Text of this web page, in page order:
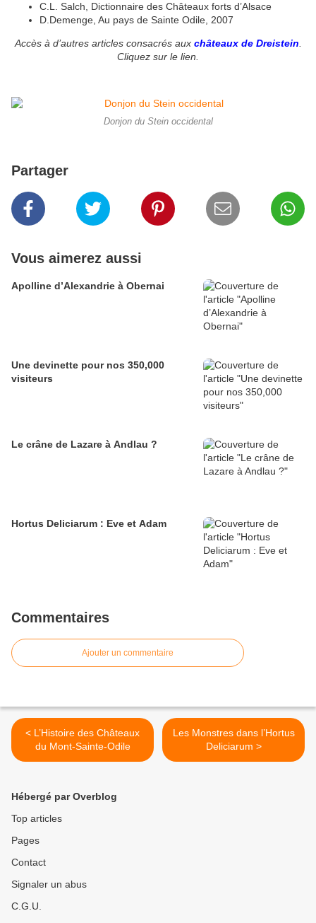
C.L. Salch, Dictionnaire des Châteaux forts d’Alsace
D.Demenge, Au pays de Sainte Odile, 2007
Accès à d’autres articles consacrés aux châteaux de Dreistein.
Cliquez sur le lien.
Donjon du Stein occidental
Partager
Vous aimerez aussi
Apolline d’Alexandrie à Obernai
Une devinette pour nos 350,000
visiteurs
Le crâne de Lazare à Andlau ?
Hortus Deliciarum : Eve et Adam
Commentaires
Ajouter un commentaire
< L’Histoire des Châteaux
du Mont-Sainte-Odile
Les Monstres dans l’Hortus
Deliciarum >
Hébergé par Overblog
Top articles
Pages
Contact
Signaler un abus
C.G.U.